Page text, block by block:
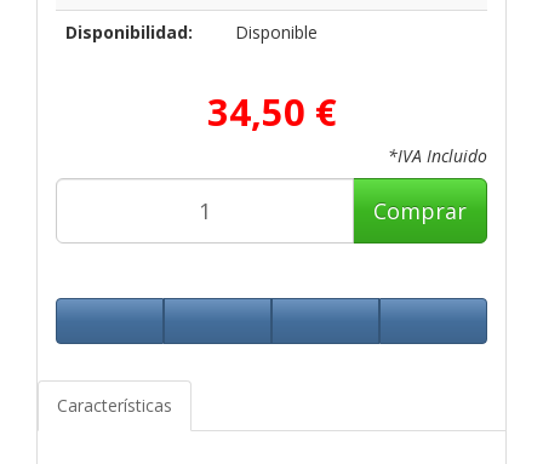
Disponibilidad:
Disponible
34,50 €
*IVA Incluido
Comprar
Características